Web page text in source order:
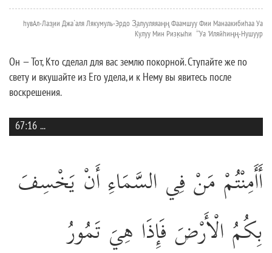
hувАл-Лаз̱ии Джа`аля Лякумуль-Эрдо З̱алууляяаңң Фаамшуу Фии Манаакибиhаа Уа
Кулуу Мин Ризк̣ыhи ۖ Уа 'Иляйhиңң-Нушуур
Он — Тот, Кто сделал для вас землю покорной. Ступайте же по
свету и вкушайте из Его удела, и к Нему вы явитесь после
воскрешения.
67:16 ...
أَأَمِنْتُمْ مَنْ فِي السَّمَاءِ أَنْ يَخْسِفَ
بِكُمُ الْأَرْضَ فَإِذَا هِيَ تَمُورُ